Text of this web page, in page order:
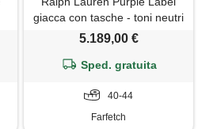
giacca con tasche - toni neutri
5.189,00 €
Sped. gratuita
40-44
Farfetch